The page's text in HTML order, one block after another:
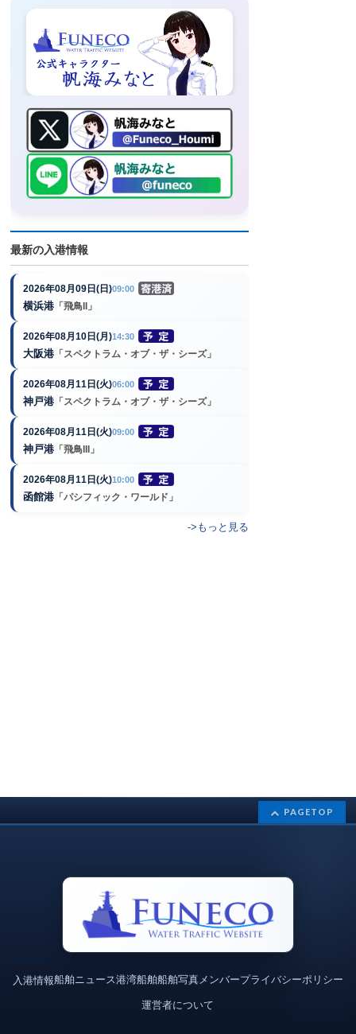
最新の入港情報
2026年08月09日(日)09:00
横浜港 「飛鳥II」
2026年08月10日(月)14:30
大阪港 「スペクトラム・オブ・ザ・シーズ」
2026年08月11日(火)06:00
神戸港 「スペクトラム・オブ・ザ・シーズ」
2026年08月11日(火)09:00
神戸港 「飛鳥III」
2026年08月11日(火)10:00
函館港 「パシフィック・ワールド」
->もっと見る
PAGETOP
入港情報船舶ニュース港湾船舶船舶写真メンバープライバシーポリシー
運営者について